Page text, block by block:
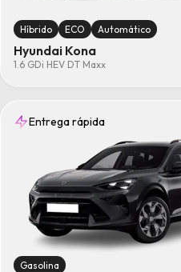
Híbrido ECO Automático
Hyundai Kona
1.6 GDi HEV DT Maxx
Entrega rápida
Gasolina